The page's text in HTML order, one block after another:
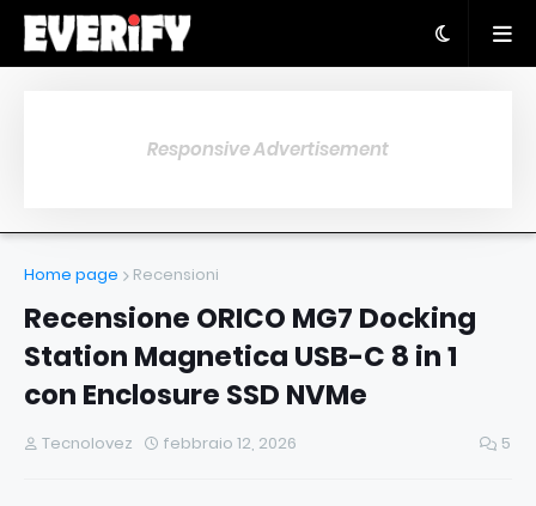
Responsive Advertisement
Home page Recensioni
Recensione ORICO MG7 Docking
Station Magnetica USB-C 8 in 1
con Enclosure SSD NVMe
Tecnolovez febbraio 12, 2026 5